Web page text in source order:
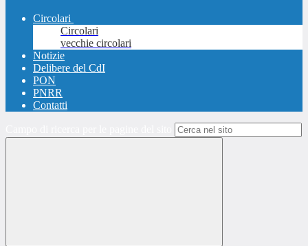
Circolari
Circolari
vecchie circolari
Notizie
Delibere del CdI
PON
PNRR
Contatti